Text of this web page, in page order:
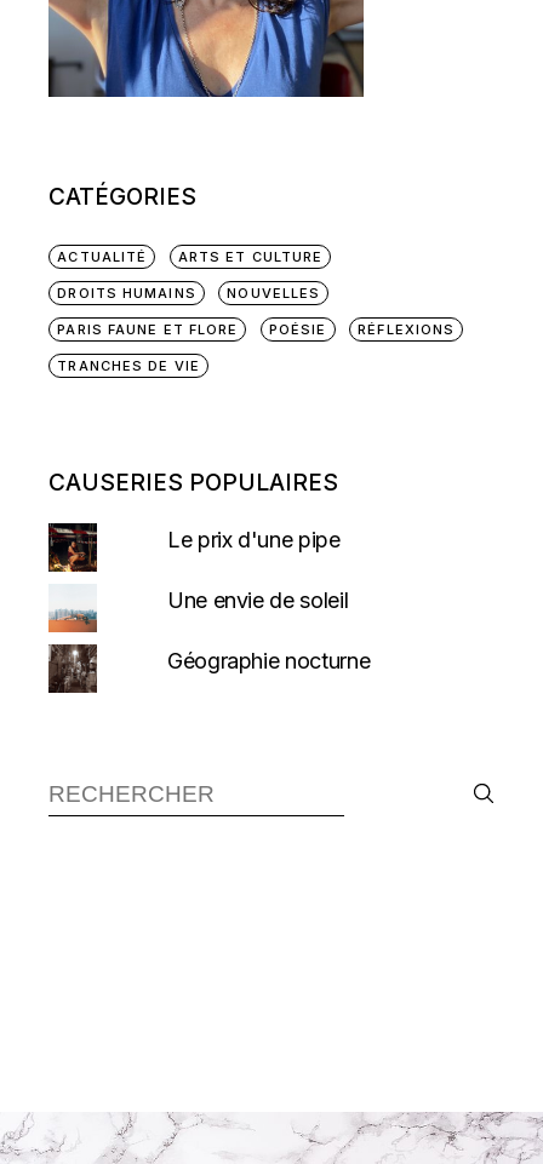
CATÉGORIES
ACTUALITÉ ARTS ET CULTURE
DROITS HUMAINS NOUVELLES
PARIS FAUNE ET FLORE POÉSIE RÉFLEXIONS
TRANCHES DE VIE
CAUSERIES POPULAIRES
Le prix d'une pipe
Une envie de soleil
Géographie nocturne